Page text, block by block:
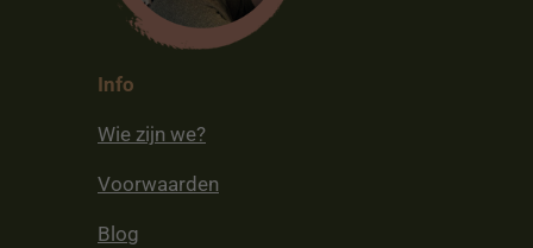
Info
Wie zijn we?
Voorwaarden
Blog